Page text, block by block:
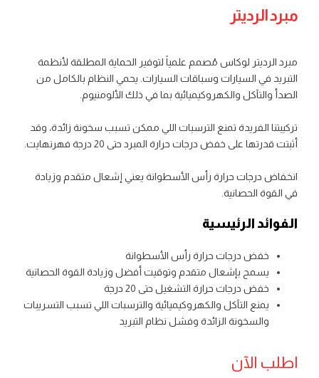
مبرد الرديتر
مبرد الرديتر لوكاس مُصمم علمياً لتوفير الحماية المطلقة لأنظمة
التبريد في السيارات وسباقات السيارات. يحمي النظام بالكامل من
الصدأ والتآكل والكهروكيميائية بما في ذلك الألومنيوم.
تركيبتنا الفريدة تمنع الترسبات اللي ممكن تسبب سخونة زائدة، وقد
أثبتت قدرتها على خفض درجات حرارة المبرد حتى 20 درجة فهرنهايت.
انخفاض درجات حرارة رأس الأسطوانة يعني إشعال متقدم وزيادة
في القوة الحصانية.
الفوائد الرئيسية
خفض درجات حرارة رأس الأسطوانة
يسمح بإشعال متقدم وتوقيت أفضل وزيادة القوة الحصانية
خفض درجات حرارة التشغيل حتى 20 درجة
يمنع التآكل والكهروكيميائية والترسبات اللي تسبب التسريبات
والسخونة الزائدة وفشل نظام التبريد
اطلب الآن